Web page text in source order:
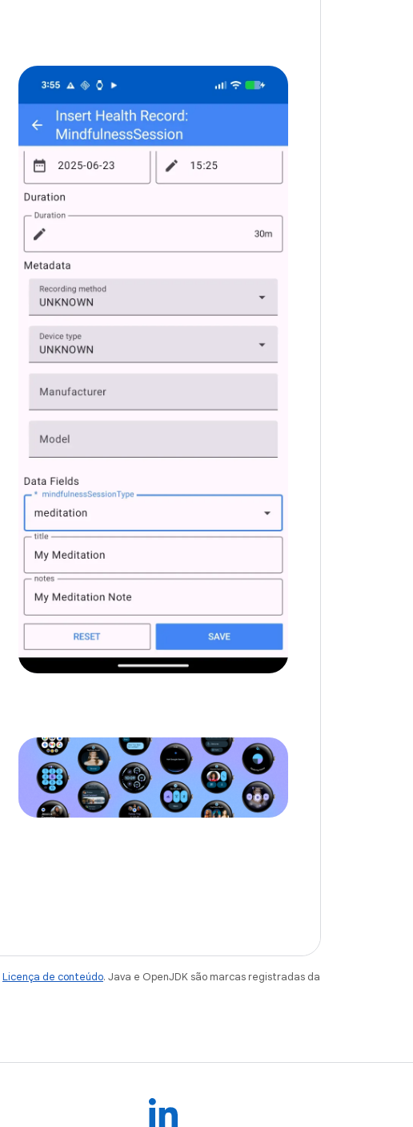
Licença de conteúdo. Java e OpenJDK são marcas registradas da